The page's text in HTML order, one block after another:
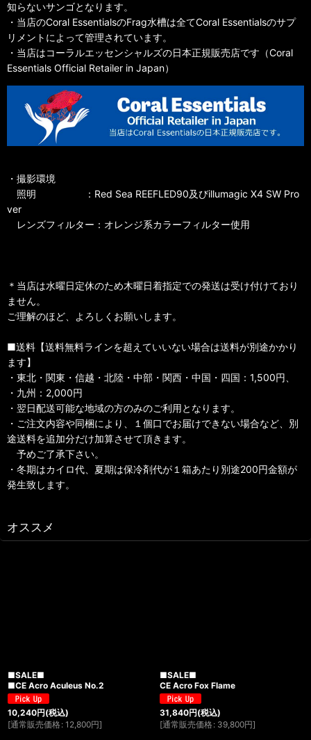
知らないサンゴとなります。
・当店のCoral EssentialsのFrag水槽は全てCoral Essentialsのサプ
リメントによって管理されています。
・当店はコーラルエッセンシャルズの日本正規販売店です（Coral
Essentials Official Retailer in Japan）
・撮影環境
照明 ：Red Sea REEFLED90及びillumagic X4 SW Pro
ver
レンズフィルター：オレンジ系カラーフィルター使用
＊当店は水曜日定休のため木曜日着指定での発送は受け付けており
ません。
ご理解のほど、よろしくお願いします。
■送料【送料無料ラインを超えていいない場合は送料が別途かかり
ます】
・東北・関東・信越・北陸・中部・関西・中国・四国：1,500円、
・九州：2,000円
・翌日配送可能な地域の方のみのご利用となります。
・ご注文内容や同梱により、１個口でお届けできない場合など、別
途送料を追加分だけ加算させて頂きます。
予めご了承下さい。
・冬期はカイロ代、夏期は保冷剤代が１箱あたり別途200円金額が
発生致します。
オススメ
■SALE■
■CE Acro Aculeus No.2
10,240円(税込)
[通常販売価格 : 12,800円]
■SALE■
CE Acro Fox Flame
31,840円(税込)
[通常販売価格 : 39,800円]